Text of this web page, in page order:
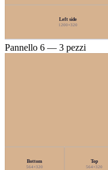
Left side
1200×320
Pannello 6 — 3 pezzi
Bottom
564×320
Top
564×320